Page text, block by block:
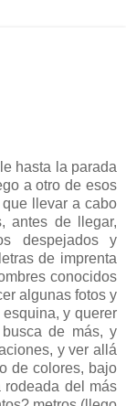
hasta la parada
a otro de esos
llevar a cabo
antes de llegar,
despejados y
de imprenta
conocidos
algunas fotos y
y querer
de más, y
y ver allá
de colores, bajo
rodeada del más